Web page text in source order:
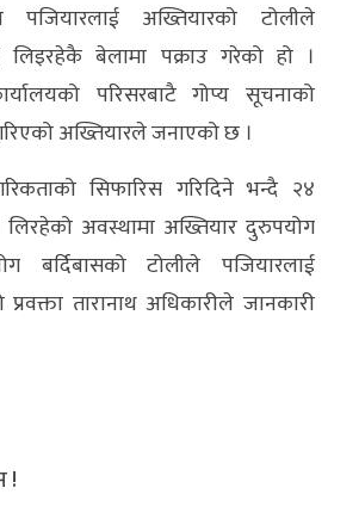
पजियारलाई अख्तियारको टोलीले
लिइरहेकै बेलामा पक्राउ गरेको हो ।
परिसरबाटै गोप्य सूचनाको
अख्तियारले जनाएको छ ।
सिफारिस गरिदिने भन्दै २४
अवस्थामा अख्तियार दुरुपयोग
बर्दिबासको टोलीले पजियारलाई
प्रवक्ता तारानाथ अधिकारीले जानकारी
!